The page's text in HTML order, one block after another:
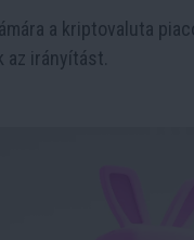
a kriptovaluta
az irányítást.